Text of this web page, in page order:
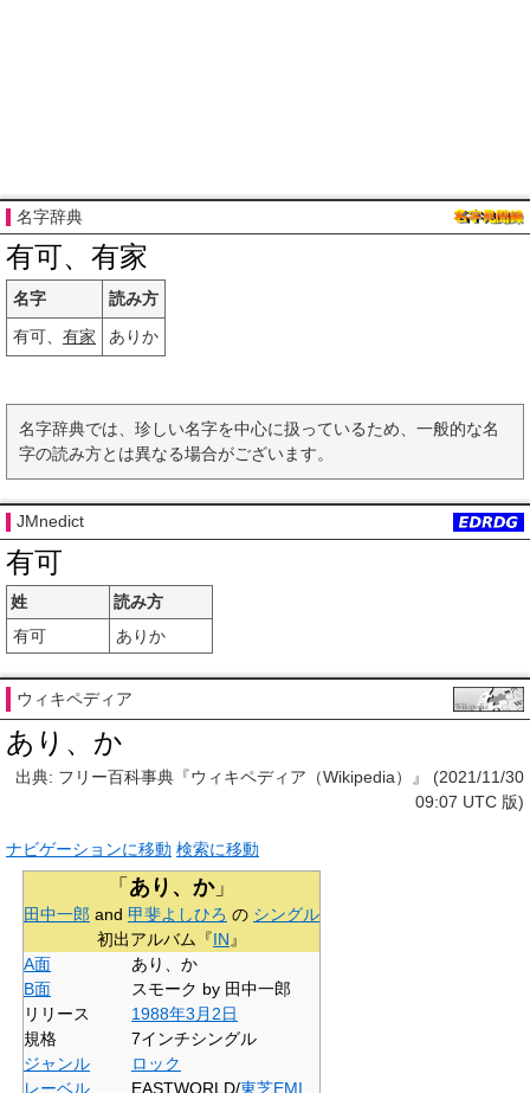
名字辞典
有可、有家
名字
読み方
有可、 有家 ありか
名字辞典では、珍しい名字を中心に扱っているため、一般的な名
字の読み方とは異なる場合がございます。
JMnedict
有可
姓
読み方
有可
ありか
ウィキペディア
あり、か
出典: フリー百科事典『ウィキペディア（Wikipedia）』 (2021/11/30
09:07 UTC 版)
ナビゲーションに移動 検索に移動
「 あり、か」
田中一郎 and 甲斐よしひろ の シングル
初出アルバム『IN』
A面
あり、か
B面
スモーク by 田中一郎
リリース
1988年3月2日
規格
7インチシングル
ジャンル
ロック
レーベル
EASTWORLD/東芝EMI